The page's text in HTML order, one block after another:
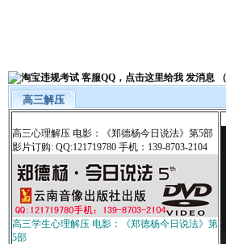
高三解压
高三心理解压 电影：《郑德杨今日说法》第5部
影片订购: QQ:121719780 手机：139-8703-2104
高三学生心理解压 电影：《郑德杨今日说法》第
5部